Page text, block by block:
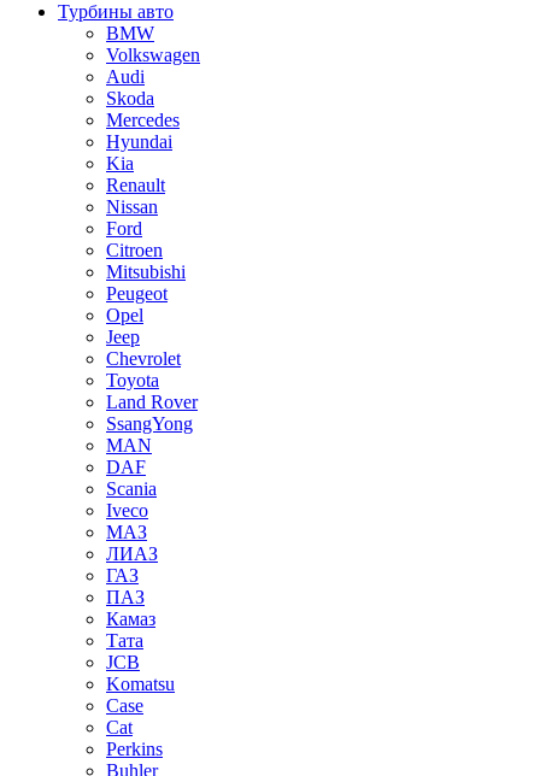
Турбины авто
BMW
Volkswagen
Audi
Skoda
Mercedes
Hyundai
Kia
Renault
Nissan
Ford
Citroen
Mitsubishi
Peugeot
Opel
Jeep
Chevrolet
Toyota
Land Rover
SsangYong
MAN
DAF
Scania
Iveco
МАЗ
ЛИАЗ
ГАЗ
ПАЗ
Камаз
Тата
JCB
Komatsu
Case
Cat
Perkins
Buhler